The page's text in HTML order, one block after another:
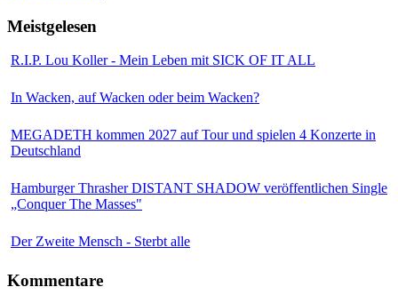
Meistgelesen
R.I.P. Lou Koller - Mein Leben mit SICK OF IT ALL
In Wacken, auf Wacken oder beim Wacken?
MEGADETH kommen 2027 auf Tour und spielen 4 Konzerte in
Deutschland
Hamburger Thrasher DISTANT SHADOW veröffentlichen Single
„Conquer The Masses"
Der Zweite Mensch - Sterbt alle
Kommentare